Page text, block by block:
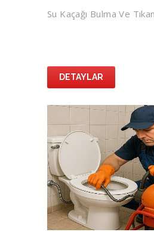
Su Kaçağı Bulma Ve
DETAYLAR